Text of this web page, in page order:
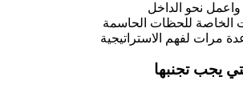
واعمل نحو الداخل
الخاصة للحظات الحاسمة
مرات لفهم الاستراتيجية
يجب تجنبها